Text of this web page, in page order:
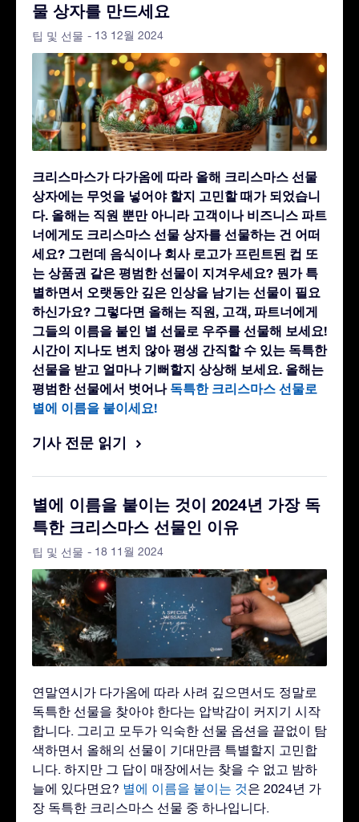
물 상자를 만드세요
팁 및 선물 - 13 12월 2024
크리스마스가 다가옴에 따라 올해 크리스마스 선물
상자에는 무엇을 넣어야 할지 고민할 때가 되었습니
다. 올해는 직원 뿐만 아니라 고객이나 비즈니스 파트
너에게도 크리스마스 선물 상자를 선물하는 건 어떠
세요? 그런데 음식이나 회사 로고가 프린트된 컵 또
는 상품권 같은 평범한 선물이 지겨우세요? 뭔가 특
별하면서 오랫동안 깊은 인상을 남기는 선물이 필요
하신가요? 그렇다면 올해는 직원, 고객, 파트너에게
그들의 이름을 붙인 별 선물로 우주를 선물해 보세요!
시간이 지나도 변치 않아 평생 간직할 수 있는 독특한
선물을 받고 얼마나 기뻐할지 상상해 보세요. 올해는
평범한 선물에서 벗어나 독특한 크리스마스 선물로
별에 이름을 붙이세요!
기사 전문 읽기
별에 이름을 붙이는 것이 2024년 가장 독
특한 크리스마스 선물인 이유
팁 및 선물 - 18 11월 2024
연말연시가 다가옴에 따라 사려 깊으면서도 정말로
독특한 선물을 찾아야 한다는 압박감이 커지기 시작
합니다. 그리고 모두가 익숙한 선물 옵션을 끝없이 탐
색하면서 올해의 선물이 기대만큼 특별할지 고민합
니다. 하지만 그 답이 매장에서는 찾을 수 없고 밤하
늘에 있다면요? 별에 이름을 붙이는 것은 2024년 가
장 독특한 크리스마스 선물 중 하나입니다.